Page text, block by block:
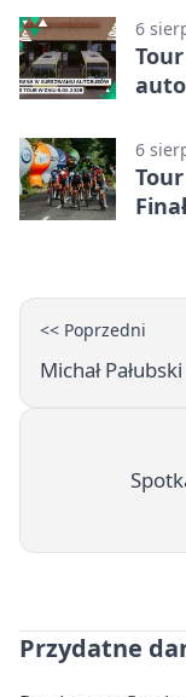
6
6
<< Poprzedni
Michał
Przydatne